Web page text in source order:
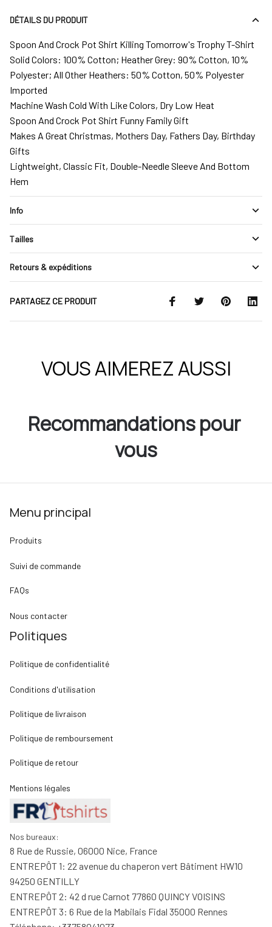
DÉTAILS DU PRODUIT
Spoon And Crock Pot Shirt Killing Tomorrow's Trophy T-Shirt
Solid Colors: 100% Cotton; Heather Grey: 90% Cotton, 10%
Polyester; All Other Heathers: 50% Cotton, 50% Polyester
Imported
Machine Wash Cold With Like Colors, Dry Low Heat
Spoon And Crock Pot Shirt Funny Family Gift
Makes A Great Christmas, Mothers Day, Fathers Day, Birthday
Gifts
Lightweight, Classic Fit, Double-Needle Sleeve And Bottom
Hem
Info
Tailles
Retours & expéditions
PARTAGEZ CE PRODUIT
VOUS AIMEREZ AUSSI
Recommandations pour
vous
Menu principal
Produits
Suivi de commande
FAQs
Nous contacter
Politiques
Politique de confidentialité
Conditions d'utilisation
Politique de livraison
Politique de remboursement
Politique de retour
Mentions légales
Nos bureaux:
8 Rue de Russie, 06000 Nice, France
ENTREPÔT 1: 22 avenue du chaperon vert Bâtiment HW10
94250 GENTILLY
ENTREPÔT 2: 42 d rue Carnot 77860 QUINCY VOISINS
ENTREPÔT 3: 6 Rue de la Mabilais Fidal 35000 Rennes